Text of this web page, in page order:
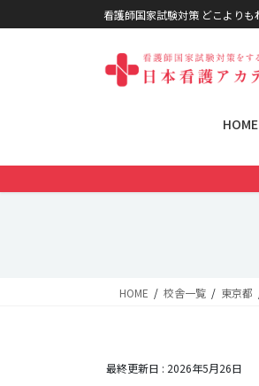
コンテンツに移動
ナビゲーションに移動看護師国家試験対策 どこより
HOME
HOME 校舎一覧 東京都
最終更新日 : 2026年5月26日